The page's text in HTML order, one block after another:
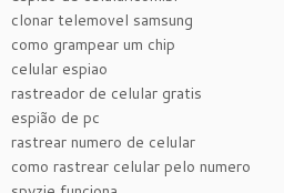
clonar telemovel samsung
como grampear um chip
celular espiao
rastreador de celular gratis
espião de pc
rastrear numero de celular
como rastrear celular pelo numero